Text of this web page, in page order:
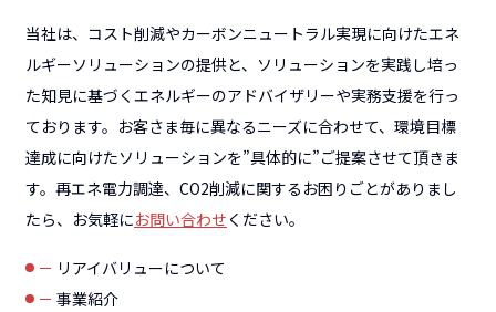
当社は、コスト削減やカーボンニュートラル実現に向けたエネ
ルギーソリューションの提供と、ソリューションを実践し培っ
た知見に基づくエネルギーのアドバイザリーや実務支援を行っ
ております。お客さま毎に異なるニーズに合わせて、環境目標
達成に向けたソリューションを”具体的に”ご提案させて頂きま
す。再エネ電力調達、CO2削減に関するお困りごとがありまし
たら、お気軽にお問い合わせ ください。
リアイバリューについて
事業紹介